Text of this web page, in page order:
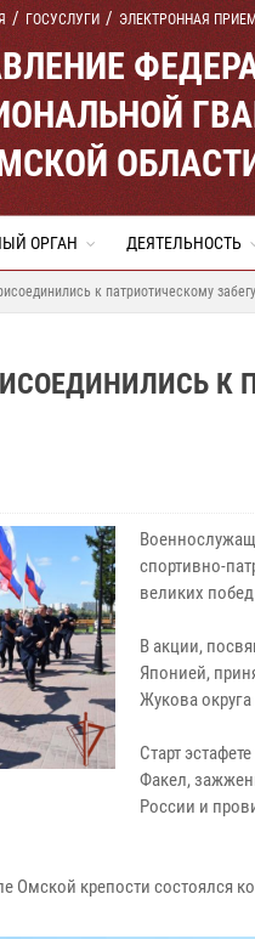
ГОСУСЛУГИ ЭЛЕКТРОННАЯ
ОРГАН ДЕЯТЕЛЬНОСТЬ
к патриотическому
К
спортивно-
великих
В акции,
Японией,
Жукова
Старт
Факел,
России и
Омской крепости состоялся